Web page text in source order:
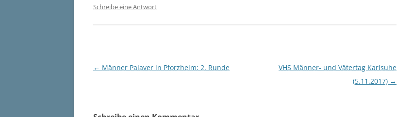
Schreibe eine Antwort
Beitragsnavigation
← Männer Palaver in Pforzheim: 2. Runde
VHS Männer- und Vätertag Karlsuhe
(5.11.2017) →